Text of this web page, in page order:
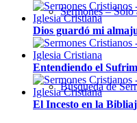
Sermones – Solo
Búsqueda de
Dios guardó mi alma
Entendiendo el
El Incesto en la Biblia